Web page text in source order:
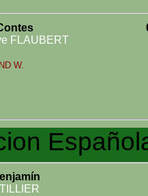
FLAUBERT
W.